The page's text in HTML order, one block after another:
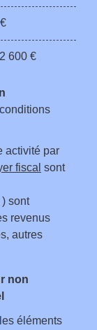
600 €
activité par
fiscal sont
sont
revenus
autres
non
éléments